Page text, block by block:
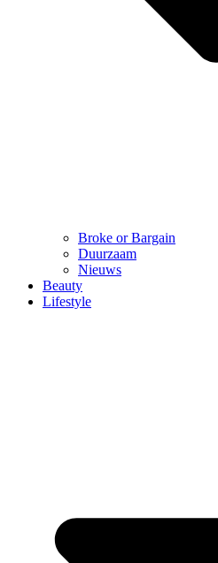
Broke or Bargain
Duurzaam
Nieuws
Beauty
Lifestyle